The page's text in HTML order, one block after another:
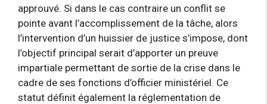
approuvé. Si dans le cas contraire un conflit se
pointe avant l’accomplissement de la tâche, alors
l’intervention d’un huissier de justice s’impose, dont
l’objectif principal serait d’apporter un preuve
impartiale permettant de sortie de la crise dans le
cadre de ses fonctions d’officier ministériel. Ce
statut définit également la réglementation de